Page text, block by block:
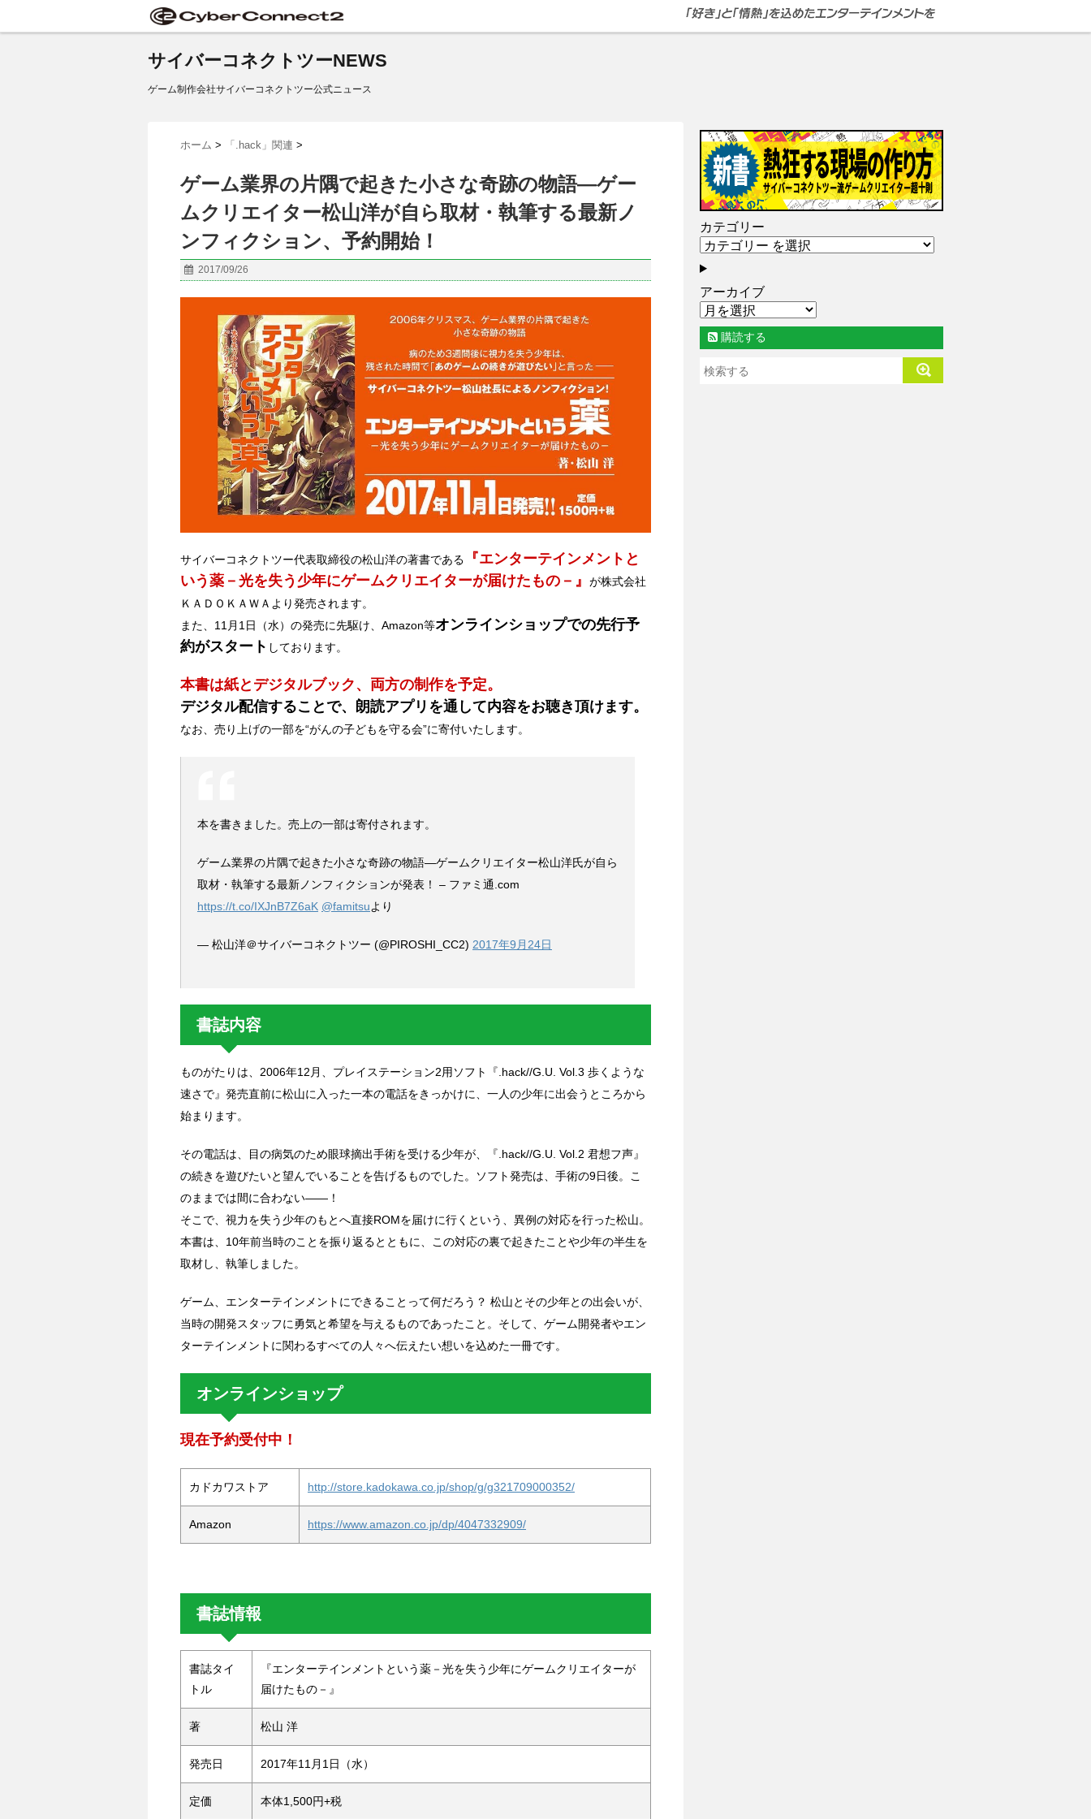
サイバーコネクトツーNEWS
ゲーム制作会社サイバーコネクトツー公式ニュース
ホーム > 「.hack」関連 >
ゲーム業界の片隅で起きた小さな奇跡の物語―ゲー
ムクリエイター松山洋が自ら取材・執筆する最新ノ
ンフィクション、予約開始！
2017/09/26
サイバーコネクトツー代表取締役の松山洋の著書である
『エンターテインメントと
いう薬－光を失う少年にゲームクリエイターが届けたもの－』
が株式会社
ＫＡＤＯＫＡＷＡより発売されます。
また、11月1日（水）の発売に先駆け、Amazon等オンラインショップでの先行予
約がスタート しております。
本書は紙とデジタルブック、両方の制作を予定。
デジタル配信することで、朗読アプリを通して内容をお聴き頂けます。
なお、売り上げの一部を“がんの子どもを守る会”に寄付いたします。
本を書きました。売上の一部は寄付されます。
ゲーム業界の片隅で起きた小さな奇跡の物語―ゲームクリエイター松山洋氏が自ら
取材・執筆する最新ノンフィクションが発表！ – ファミ通.com
https://t.co/IXJnB7Z6aK @famitsuより
— 松山洋＠サイバーコネクトツー (@PIROSHI_CC2) 2017年9月24日
書誌内容
ものがたりは、2006年12月、プレイステーション2用ソフト『.hack//G.U. Vol.3 歩くような
速さで』発売直前に松山に入った一本の電話をきっかけに、一人の少年に出会うところから
始まります。
その電話は、目の病気のため眼球摘出手術を受ける少年が、『.hack//G.U. Vol.2 君想フ声』
の続きを遊びたいと望んでいることを告げるものでした。ソフト発売は、手術の9日後。こ
のままでは間に合わない――！
そこで、視力を失う少年のもとへ直接ROMを届けに行くという、異例の対応を行った松山。
本書は、10年前当時のことを振り返るとともに、この対応の裏で起きたことや少年の半生を
取材し、執筆しました。
ゲーム、エンターテインメントにできることって何だろう？ 松山とその少年との出会いが、
当時の開発スタッフに勇気と希望を与えるものであったこと。そして、ゲーム開発者やエン
ターテインメントに関わるすべての人々へ伝えたい想いを込めた一冊です。
オンラインショップ
現在予約受付中！
カドカワストア http://store.kadokawa.co.jp/shop/g/g321709000352/
Amazon https://www.amazon.co.jp/dp/4047332909/
書誌情報
書誌タイ
トル
『エンターテインメントという薬－光を失う少年にゲームクリエイターが
届けたもの－』
著 松山 洋
発売日 2017年11月1日（水）
定価 本体1,500円+税
カテゴリー
アーカイブ
購読する